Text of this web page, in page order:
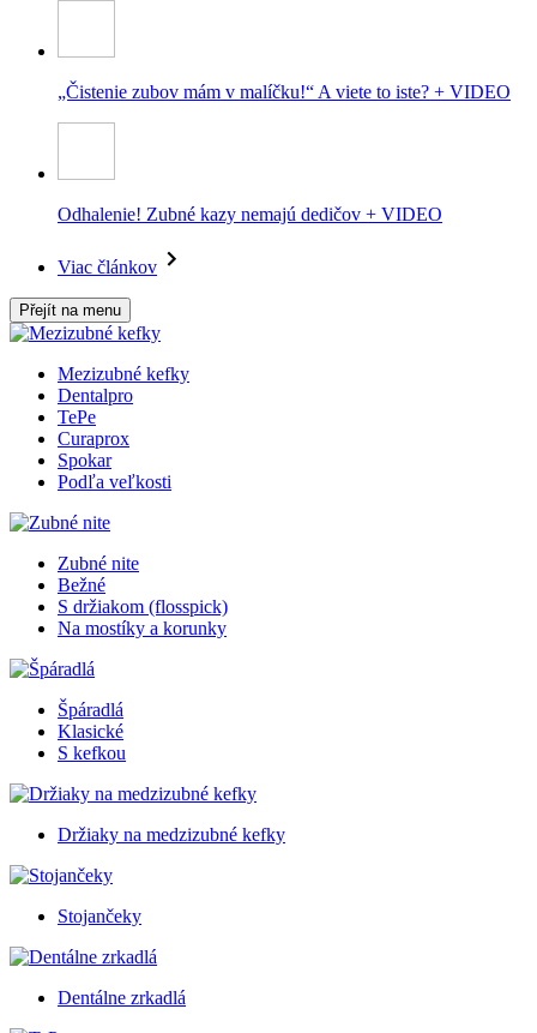
„Čistenie zubov mám v malíčku!“ A viete to iste? + VIDEO
Odhalenie! Zubné kazy nemajú dedičov + VIDEO
Viac článkov
Přejít na menu
Mezizubné kefky
Dentalpro
TePe
Curaprox
Spokar
Podľa veľkosti
Zubné nite
Bežné
S držiakom (flosspick)
Na mostíky a korunky
Špáradlá
Klasické
S kefkou
Držiaky na medzizubné kefky
Stojančeky
Dentálne zrkadlá